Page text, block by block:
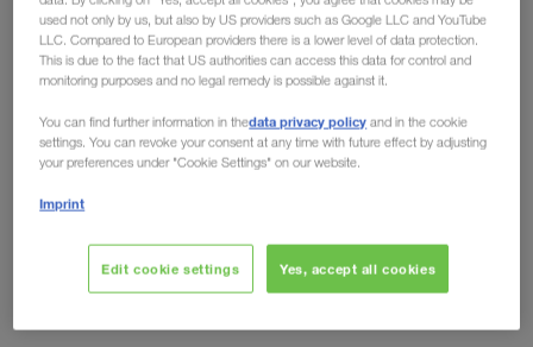
used not only by us, but also by US providers such as Google LLC and YouTube
LLC. Compared to European providers there is a lower level of data protection.
This is due to the fact that US authorities can access this data for control and
monitoring purposes and no legal remedy is possible against it.
You can find further information in thedata privacy policy and in the cookie
settings. You can revoke your consent at any time with future effect by adjusting
your preferences under "Cookie Settings" on our website.
Imprint
Edit cookie settings Yes, accept all cookies